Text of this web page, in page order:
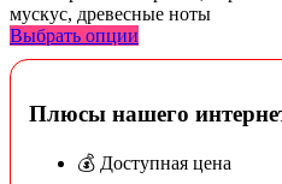
мускус, древесные ноты
Выбрать опции
Плюсы нашего
💰 Доступная цена